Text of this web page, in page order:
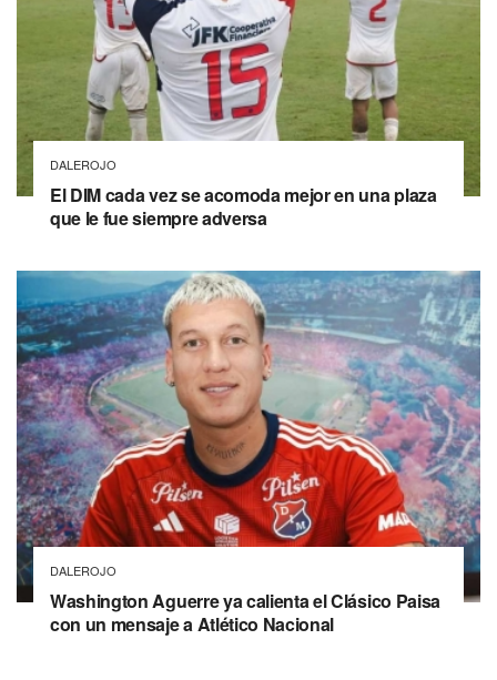
DALEROJO
El DIM cada vez se acomoda mejor en una plaza
que le fue siempre adversa
DALEROJO
Washington Aguerre ya calienta el Clásico Paisa
con un mensaje a Atlético Nacional